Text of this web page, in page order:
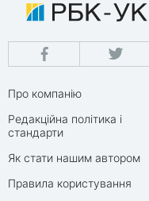
Про компанію
Редакційна політика і
стандарти
Як стати нашим автором
Правила користування